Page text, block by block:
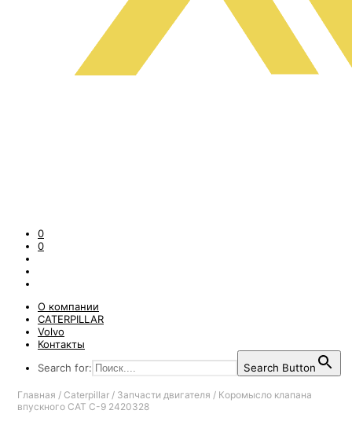
0
0
О компании
CATERPILLAR
Volvo
Контакты
Search for:
Search Button
Главная / Caterpillar / Запчасти двигателя / Коромысло клапана
впускного CAT C-9 2420328